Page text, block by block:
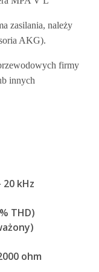
zasilania, należy
AKG).
firmy
innych
kHz
THD)
ohm